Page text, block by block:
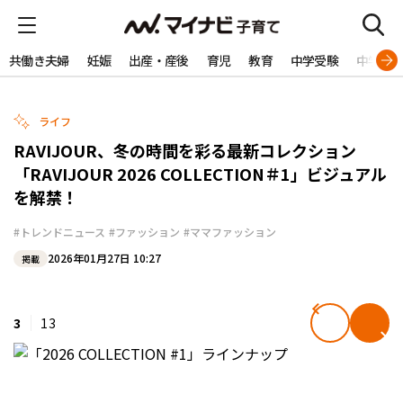
共働き夫婦 妊娠 出産・産後 育児 教育 中学受験 中学生
ライフ
RAVIJOUR、冬の時間を彩る最新コレクション
「RAVIJOUR 2026 COLLECTION＃1」ビジュアル
を解禁！
#トレンドニュース #ファッション #ママファッション
掲載 2026年01月27日 10:27
3 13